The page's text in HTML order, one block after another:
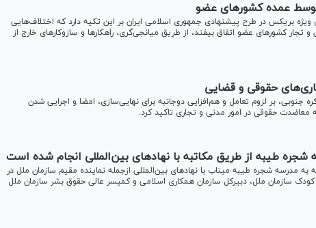
توسط عمده کشورهای عضو
بریکس در طرح پیشنهادی جمهوری اسلامی ایران بر این تکیه دارد که اختلاف‌هایی
کشورهای عضو اتفاق بیفتد، از طریق میانجی‌گری، راهکارها و سازوکارهای خارج از
حقوقی و قضایی
جنوبی، بر لزوم تعامل و هم‌افزایی دوجانبه برای نهایی‌سازی، امضا و اجرایی شدن
معاضدت حقوقی در امور مدنی و تجاری تاکید کرد.
طیبه از طریق مکاتبه با نهاد‌های بین‌المللی انجام شده است
شجره طیبه میناب با نهاد‌های بین‌المللی ازجمله نماینده مقیم سازمان ملل در
سازمان ملل، دبیرکل سازمان همکاری اسلامی و کمیسر عالی حقوق بشر سازمان ملل